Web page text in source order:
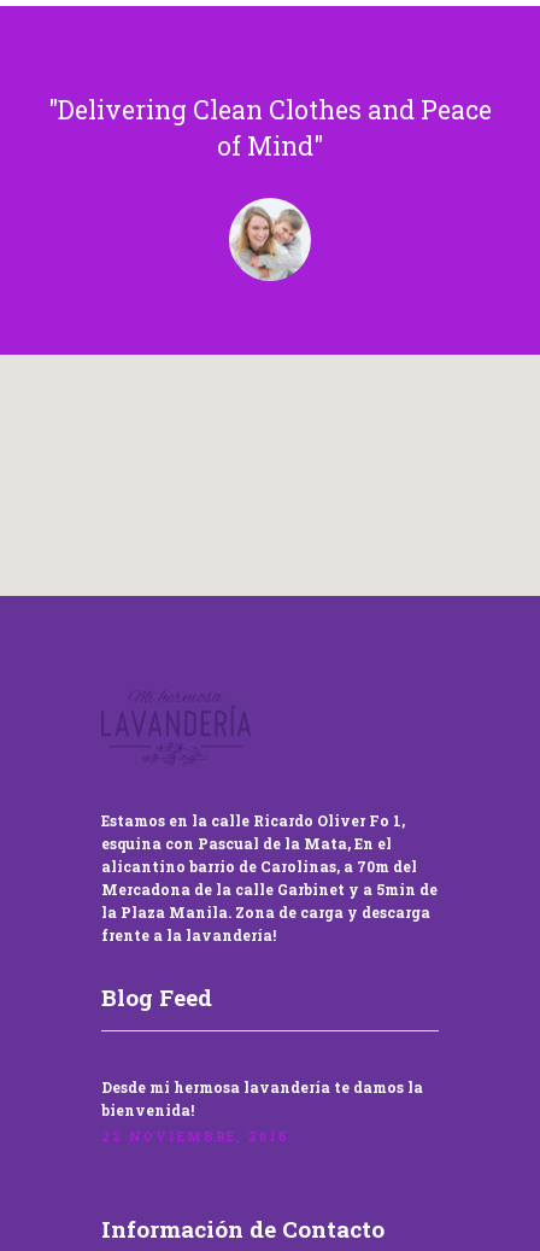
Delivering Clean Clothes and Peace
of Mind
Estamos en la calle Ricardo Oliver Fo 1,
esquina con Pascual de la Mata, En el
alicantino barrio de Carolinas, a 70m del
Mercadona de la calle Garbinet y a 5min de
la Plaza Manila. Zona de carga y descarga
frente a la lavandería!
Blog Feed
Desde mi hermosa lavandería te damos la
bienvenida!
22 NOVIEMBRE, 2016
Información de Contacto